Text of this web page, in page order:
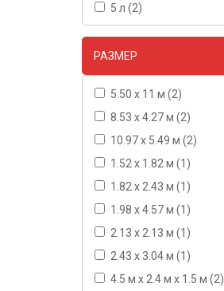
5 л (2)
РАЗМЕР
5.50 x 11 м (2)
8.53 x 4.27 м (2)
10.97 x 5.49 м (2)
1.52 x 1.82 м (1)
1.82 x 2.43 м (1)
1.98 x 4.57 м (1)
2.13 x 2.13 м (1)
2.43 x 3.04 м (1)
4.5 м х 2.4 м х 1.5 м (2)